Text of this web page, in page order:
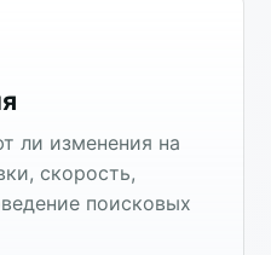
ли изменения на
скорость,
поисковых